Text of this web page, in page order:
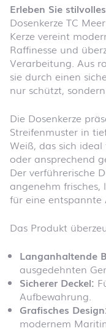
Erleben Sie
Dosenkerze TC
Kerze vereint
Raffinesse und
Verarbeitung. Aus
sie durch einen
nur schützt,
Die Dosenkerze
Streifenmuster in
Weiß, das sich
oder ansprechend
Der verführerische
angenehm
für eine entspannte
Das Produkt
Langanhaltende
ausgedehnten
Sicherer Deckel:
Aufbewahrung.
Grafisches
modernem